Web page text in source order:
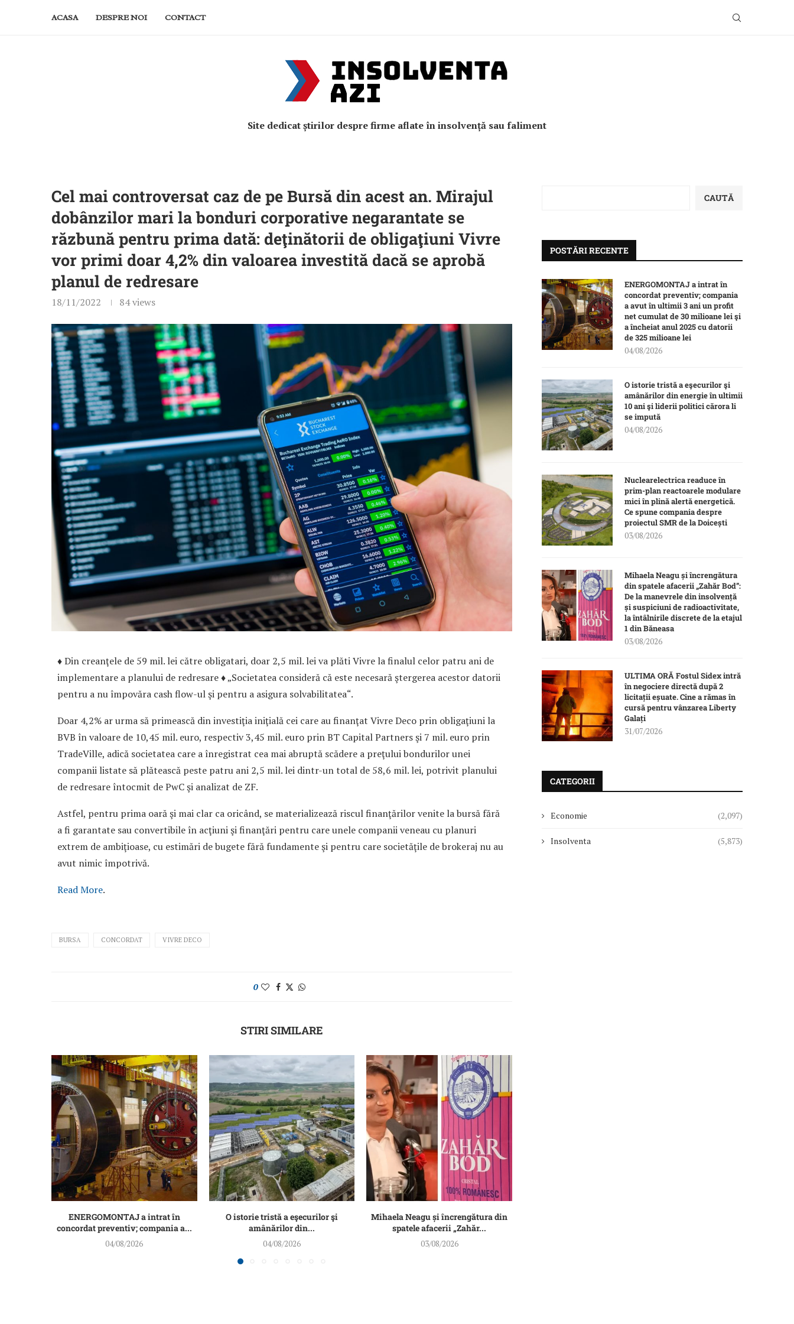
ACASA DESPRE NOI CONTACT
Site dedicat știrilor despre firme aflate în insolvență sau faliment
Cel mai controversat caz de pe Bursă din acest an. Mirajul
dobânzilor mari la bonduri corporative negarantate se
răzbună pentru prima dată: deţinătorii de obligaţiuni Vivre
vor primi doar 4,2% din valoarea investită dacă se aprobă
planul de redresare
18/11/2022 84views
♦ Din creanţele de 59 mil. lei către obligatari, doar 2,5 mil. lei va plăti Vivre la finalul celor patru ani de
implementare a planului de redresare ♦ „Societatea consideră că este necesară ştergerea acestor datorii
pentru a nu împovăra cash flow-ul şi pentru a asigura solvabilitatea“.
Doar 4,2% ar urma să primească din investiţia iniţială cei care au fi­nan­ţat Vivre Deco prin obligaţiuni la
BVB în va­loa­re de 10,45 mil. euro, respec­tiv 3,45 mil. euro prin BT Capital Partners şi 7 mil. euro prin
TradeVille, adică societatea care a înregistrat cea mai abruptă scădere a preţului bon­durilor unei
companii listate să plă­tească peste patru ani 2,5 mil. lei dintr-un total de 58,6 mil. lei, po­trivit planului
de redresare în­tocmit de PwC şi analizat de ZF.
Astfel, pentru prima oară şi mai clar ca oricând, se materiali­zează riscul finanţărilor venite la bursă fără
a fi garantate sau convertibile în acţiuni şi finan­ţări pentru care unele companii veneau cu planuri
extrem de ambi­ţioase, cu estimări de bugete fără fundamente şi pen­tru care societăţile de bro­keraj nu au
avut nimic împotrivă.
Read More.
BURSA CONCORDAT VIVRE DECO
0
STIRI SIMILARE
ENERGOMONTAJ a intrat în
concordat preventiv; compania a...
04/08/2026
O istorie tristă a eşecurilor şi
amânărilor din...
04/08/2026
Mihaela Neagu și încrengătura din
spatele afacerii „Zahăr...
03/08/2026
CAUTĂ
POSTĂRI RECENTE
ENERGOMONTAJ a intrat în
concordat preventiv; compania
a avut în ultimii 3 ani un profit
net cumulat de 30 milioane lei şi
a încheiat anul 2025 cu datorii
de 325 milioane lei
04/08/2026
O istorie tristă a eşecurilor şi
amânărilor din energie în ultimii
10 ani şi liderii politici cărora li
se impută
04/08/2026
Nuclearelectrica readuce în
prim-plan reactoarele modulare
mici în plină alertă energetică.
Ce spune compania despre
proiectul SMR de la Doicești
03/08/2026
Mihaela Neagu și încrengătura
din spatele afacerii „Zahăr Bod”:
De la manevrele din insolvență
și suspiciuni de radioactivitate,
la întâlnirile discrete de la etajul
1 din Băneasa
03/08/2026
ULTIMA ORĂ Fostul Sidex intră
în negociere directă după 2
licitații eșuate. Cine a rămas în
cursă pentru vânzarea Liberty
Galați
31/07/2026
CATEGORII
Economie (2,097)
Insolventa (5,873)